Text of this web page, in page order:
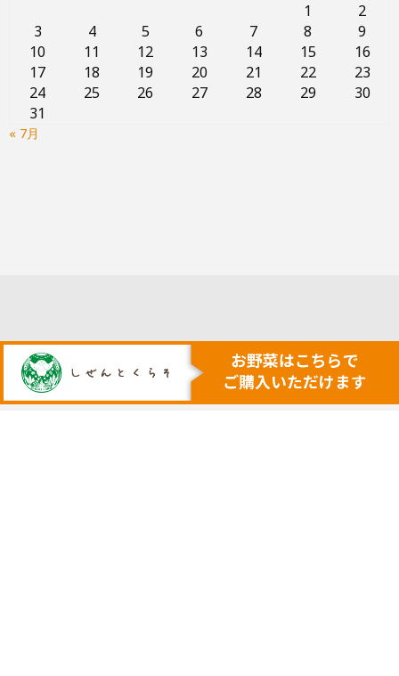
1
2
3
4 5 6 7 8
9
10
11 12 13 14 15
16
17
18 19 20 21 22
23
24
25 26 27 28 29
30
31
« 7月